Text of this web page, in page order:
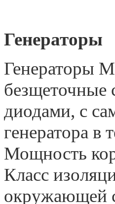
Генераторы
Генераторы
безщеточные
диодами, с
генератора в
Мощность
Класс
окружающей